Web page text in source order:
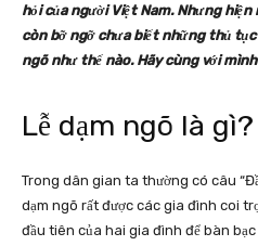
hỏi của người Việt Nam. Nhưng
còn bỡ ngỡ chưa biết những thủ
ngõ như thế nào. Hãy cùng với
Lễ dạm ngõ là gì?
Trong dân gian ta thường có câu
dạm ngõ rất được các gia đình coi
đầu tiên của hai gia đình để bàn